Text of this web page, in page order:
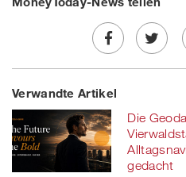
Share
on
Facebook
Twe
on
twitt
Verwandte Artikel
Die
gedacht